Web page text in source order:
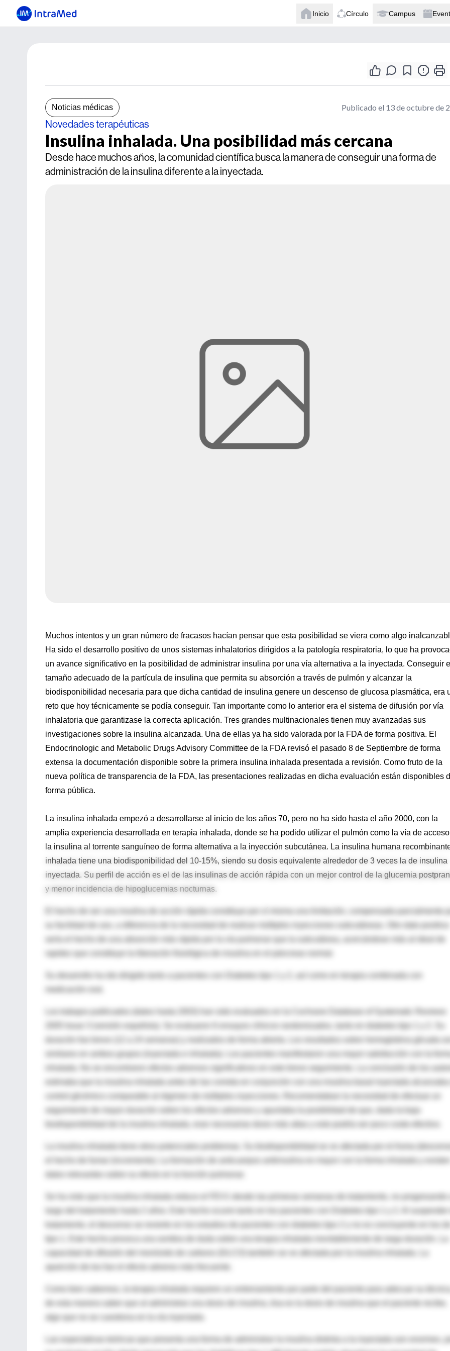
Inicio Círculo Campus
Noticias médicas Publicado el 13 de octubre de
Novedades terapéuticas
Insulina inhalada. Una posibilidad más cercana
Desde hace muchos años, la comunidad científica busca la manera de conseguir una forma de
administración de la insulina diferente a la inyectada.
Muchos intentos y un gran número de fracasos hacían pensar que esta posibilidad se viera como algo
Ha sido el desarrollo positivo de unos sistemas inhalatorios dirigidos a la patología respiratoria, lo que ha
un avance significativo en la posibilidad de administrar insulina por una vía alternativa a la inyectada. Conseguir el
tamaño adecuado de la partícula de insulina que permita su absorción a través de pulmón y alcanzar la
biodisponibilidad necesaria para que dicha cantidad de insulina genere un descenso de glucosa plasmática, era
reto que hoy técnicamente se podía conseguir. Tan importante como lo anterior era el sistema de difusión por vía
inhalatoria que garantizase la correcta aplicación. Tres grandes multinacionales tienen muy avanzadas sus
investigaciones sobre la insulina alcanzada. Una de ellas ya ha sido valorada por la FDA de forma positiva. El
Endocrinologic and Metabolic Drugs Advisory Committee de la FDA revisó el pasado 8 de Septiembre de forma
extensa la documentación disponible sobre la primera insulina inhalada presentada a revisión. Como fruto de la
nueva política de transparencia de la FDA, las presentaciones realizadas en dicha evaluación están disponibles
forma pública.
La insulina inhalada empezó a desarrollarse al inicio de los años 70, pero no ha sido hasta el año 2000, con la
amplia experiencia desarrollada en terapia inhalada, donde se ha podido utilizar el pulmón como la vía de
la insulina al torrente sanguíneo de forma alternativa a la inyección subcutánea. La insulina humana
inhalada tiene una biodisponibilidad del 10-15%, siendo su dosis equivalente alrededor de 3 veces la de insulina
inyectada. Su perfil de acción es el de las insulinas de acción rápida con un mejor control de la glucemia
y menor incidencia de hipoglucemias nocturnas.
rapidez que constituye la liberación fisiológica de insulina en el páncreas normal.
Su desarrollo ha ido dirigido tanto a pacientes con Diabetes tipo 1 y 2, así como en terapia combinada con
Los trabajos publicados (datos hasta 2003) han sido evaluados en la Cochrane Database of Systematic Reviews
2005 Issue 3 (versión española). Se evaluaron 6 ensayos clínicos randomizados, tanto en diabetes tipo 1 y 2. Su
duración fue breve (12 a 24 semanas) y realizados de forma abierta. Los resultados sobre hemoglobina glicada
similares en ambos grupos (inyectada e inhalada). Los pacientes manifestaron una mayor satisfacción con la forma
inhalada. No se encontraron efectos adversos significativos en este breve seguimiento. La conclusión de los
control glicémico comparable al régimen de múltiples inyecciones. Recomendaban la necesidad de efectuar un
seguimiento de mayor duración sobre los efectos adversos y apuntaba la posibilidad de que, dada la baja
el hecho de fumar (incremento). La formación de anticuerpos antiinsulina es mayor con la forma inhalada y existen
Se ha visto que la insulina inhalada reduce el FEV1 desde las primeras semanas de tratamiento, no progresando
largo del tratamiento hasta 2 años. Este hecho ocurre tanto en los pacientes con Diabetes tipo 1 y 2. Al suspender
tipo 1. Este hecho provoca una sombra de duda sobre una terapia inhalada inevitablemente de larga duración. La
capacidad de difusión del monóxido de carbono (DLCO) también se ve afectada por la insulina inhalada. La
aparición de tos fue el efecto adverso más frecuente.
Como bien sabemos, la terapia inhalada requiere un entrenamiento por parte del paciente para adecuar su
algo que no se cuestiona en la vía inyectada.